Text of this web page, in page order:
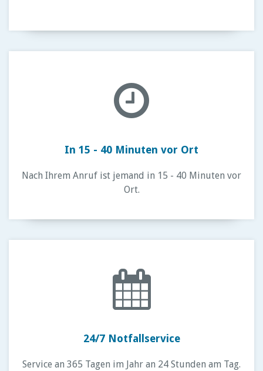
In 15 - 40 Minuten vor Ort
Nach Ihrem Anruf ist jemand in 15 - 40 Minuten vor
Ort.
24/7 Notfallservice
Service an 365 Tagen im Jahr an 24 Stunden am Tag.